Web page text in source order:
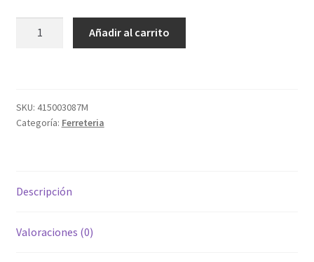
cantidad
Añadir al carrito
SKU: 415003087M
Categoría: Ferreteria
Descripción
Valoraciones (0)